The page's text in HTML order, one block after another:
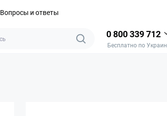
Вопросы и ответы
0 800 339 712
Бесплатно по